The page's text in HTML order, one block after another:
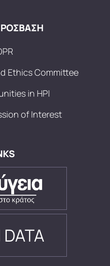
Ethics Committee
in HPI
of Interest